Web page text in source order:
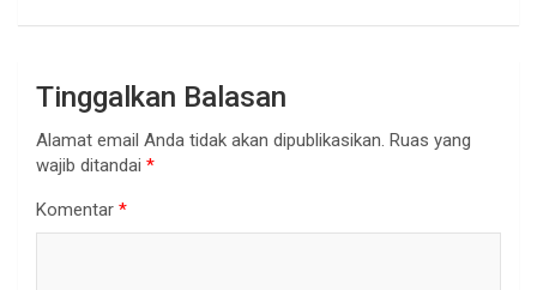
Tinggalkan Balasan
Alamat email Anda tidak akan dipublikasikan. Ruas yang
wajib ditandai *
Komentar *